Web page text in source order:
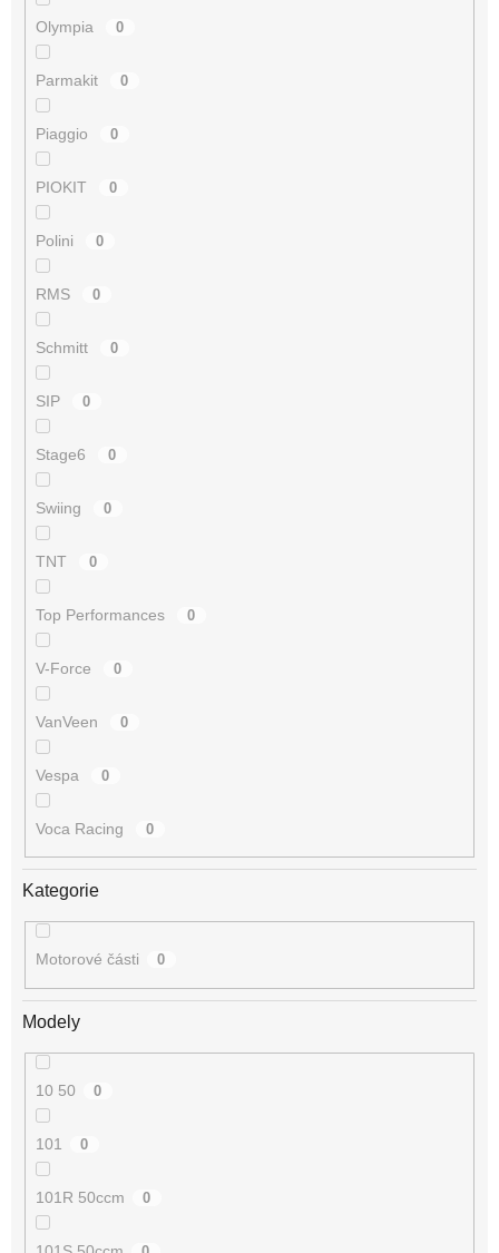
Olympia 0
Parmakit 0
Piaggio 0
PIOKIT 0
Polini 0
RMS 0
Schmitt 0
SIP 0
Stage6 0
Swiing 0
TNT 0
Top Performances 0
V-Force 0
VanVeen 0
Vespa 0
Voca Racing 0
Kategorie
Motorové části 0
Modely
10 50 0
101 0
101R 50ccm 0